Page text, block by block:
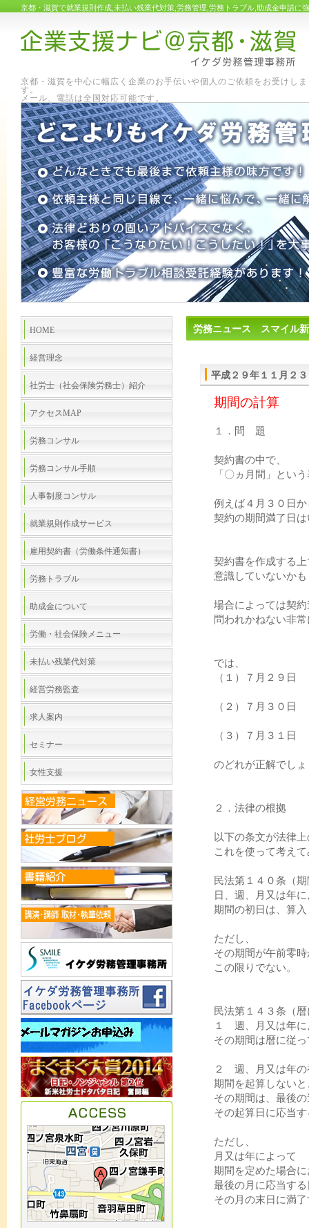
京都・滋賀で就業規則作成,未払い残業代対策,労務管理,労務トラブル,助成金申請に
京都・滋賀を中心に幅広く企業のお手伝いや個人のご依頼をお受けしま
す
メール、電話は全国対応可能です。
労務ニュース スマイル
平成２９年１１月２
期間の計算
１．問 題
契約書の中で、
「〇ヵ月間」とい
例えば４月３０日
契約の期間満了日
契約書を作成する
意識していないか
場合によっては契
問われかねない非
では、
（１）７月２９日
（２）７月３０日
（３）７月３１日
のどれが正解でし
２．法律の根拠
以下の条文が法律
これを使って考え
民法第１４０条（
日、週、月又は年
期間の初日は、算
ただし、
その期間が午前零
この限りでない。
民法第１４３条（
１ 週、月又は年に
その期間は暦に従
２ 週、月又は年の
期間を起算しない
その期間は、最後
その起算日に応当
ただし、
月又は年によって
期間を定めた場合
最後の月に応当す
その月の末日に満
HOME
経営理念
社労士（社会保険労務士）紹介
アクセスMAP
労務コンサル
労務コンサル手順
人事制度コンサル
就業規則作成サービス
雇用契約書（労働条件通知書）
労務トラブル
助成金について
労働・社会保険メニュー
未払い残業代対策
経営労務監査
求人案内
セミナー
女性支援